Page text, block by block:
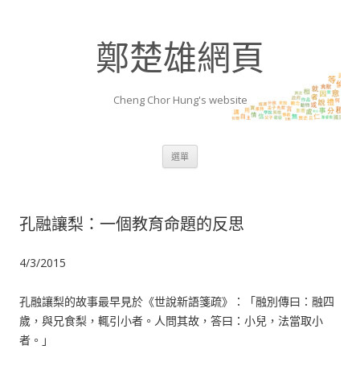
鄭楚雄網頁
Cheng Chor Hung's website
選單
孔融讓梨：一個教育命題的反思
4/3/2015
孔融讓梨的故事最早見於《世說新語箋疏》：「融別傳曰：融四
歲，與兄食梨，輒引小者。人問其故，答曰：小兒，法當取小
者。」